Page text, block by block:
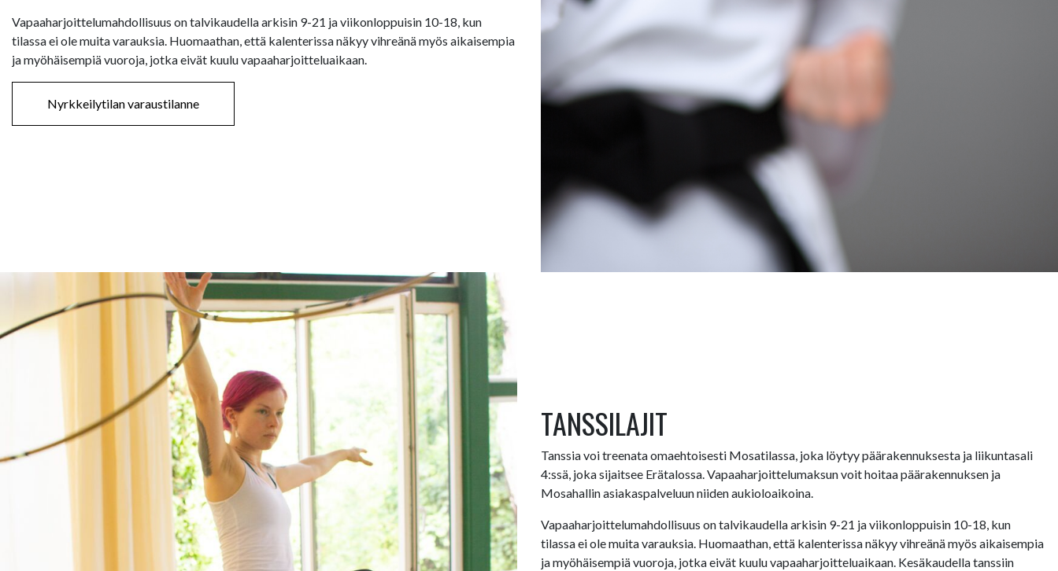
Vapaaharjoittelumahdollisuus on talvikaudella arkisin 9-21 ja viikonloppuisin 10-18, kun
tilassa ei ole muita varauksia. Huomaathan, että kalenterissa näkyy vihreänä myös aikaisempia
ja myöhäisempiä vuoroja, jotka eivät kuulu vapaaharjoitteluaikaan.
Nyrkkeilytilan varaustilanne
TANSSILAJIT
Tanssia voi treenata omaehtoisesti Mosatilassa, joka löytyy päärakennuksesta ja liikuntasali
4:ssä, joka sijaitsee Erätalossa. Vapaaharjoittelumaksun voit hoitaa päärakennuksen ja
Mosahallin asiakaspalveluun niiden aukioloaikoina.
Vapaaharjoittelumahdollisuus on talvikaudella arkisin 9-21 ja viikonloppuisin 10-18, kun
tilassa ei ole muita varauksia. Huomaathan, että kalenterissa näkyy vihreänä myös aikaisempia
ja myöhäisempiä vuoroja, jotka eivät kuulu vapaaharjoitteluaikaan. Kesäkaudella tanssiin